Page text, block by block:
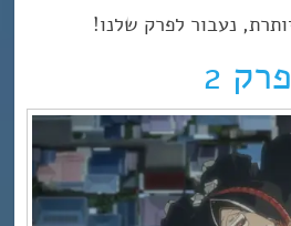
נעבור לפרק שלנו!
פרק 2